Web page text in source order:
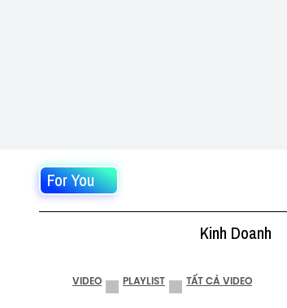
For You
Kinh Doanh
VIDEO PLAYLIST TẤT CẢ VIDEO